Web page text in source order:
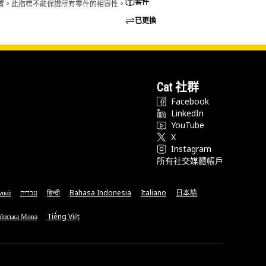
此指標不能保證所有零件的相容性。
已更換
Cat 社群
Facebook
LinkedIn
YouTube
X
Instagram
所有社交媒體帳戶
עברית हिन्दी Bahasa Indonesia Italiano 日本語
Мова Tiếng Việt